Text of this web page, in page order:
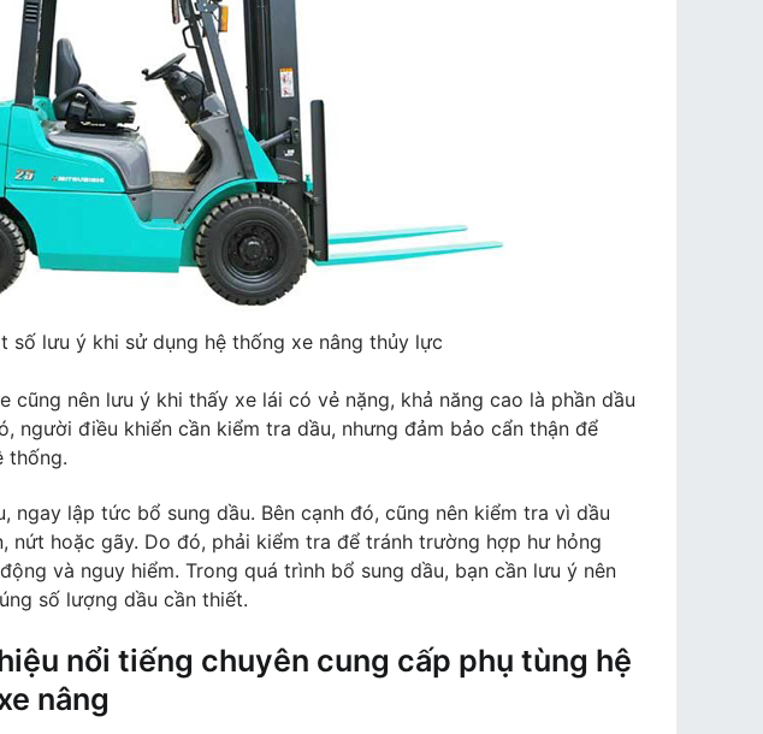
số lưu ý khi sử dụng hệ thống xe nâng thủy lực
cũng nên lưu ý khi thấy xe lái có vẻ nặng, khả năng cao là phần dầu
người điều khiển cần kiểm tra dầu, nhưng đảm bảo cẩn thận để
thống.
ngay lập tức bổ sung dầu. Bên cạnh đó, cũng nên kiểm tra vì dầu
nứt hoặc gãy. Do đó, phải kiểm tra để tránh trường hợp hư hỏng
và nguy hiểm. Trong quá trình bổ sung dầu, bạn cần lưu ý nên
số lượng dầu cần thiết.
nổi tiếng chuyên cung cấp phụ tùng hệ
nâng